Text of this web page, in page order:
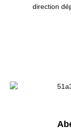
direction